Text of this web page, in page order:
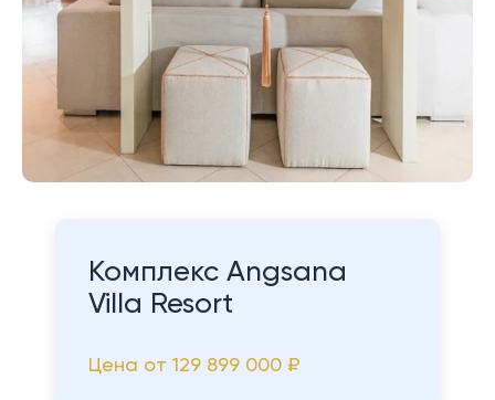
Комплекс Angsana
Villa Resort
Цена от 129 899 000 ₽